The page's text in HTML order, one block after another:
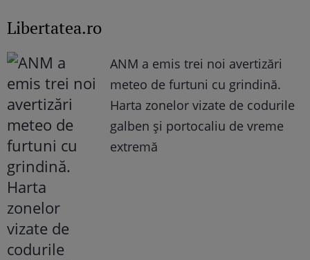
Libertatea.ro
ANM a emis trei noi avertizări
meteo de furtuni cu grindină.
Harta zonelor vizate de codurile
galben și portocaliu de vreme
extremă